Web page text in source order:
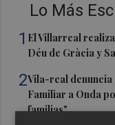
Lo Más
1 El Villarreal
Déu de Gràcia y
2Vila-real
Familiar a Onda
familias"